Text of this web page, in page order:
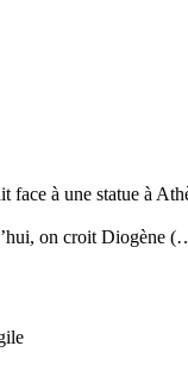
à une statue à
on croit Diogène